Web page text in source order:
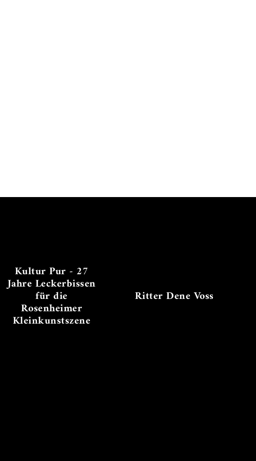
Kultur Pur - 27
Jahre Leckerbissen
für die
Rosenheimer
Kleinkunstszene
Ritter Dene Voss